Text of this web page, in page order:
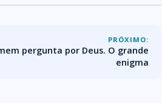
PRÓXIMO:
pergunta por Deus. O grande
enigma